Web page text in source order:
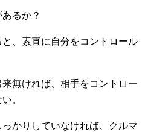
るか？
、素直に自分をコントロール
無ければ、相手をコントロー
。
かりしていなければ、クルマ